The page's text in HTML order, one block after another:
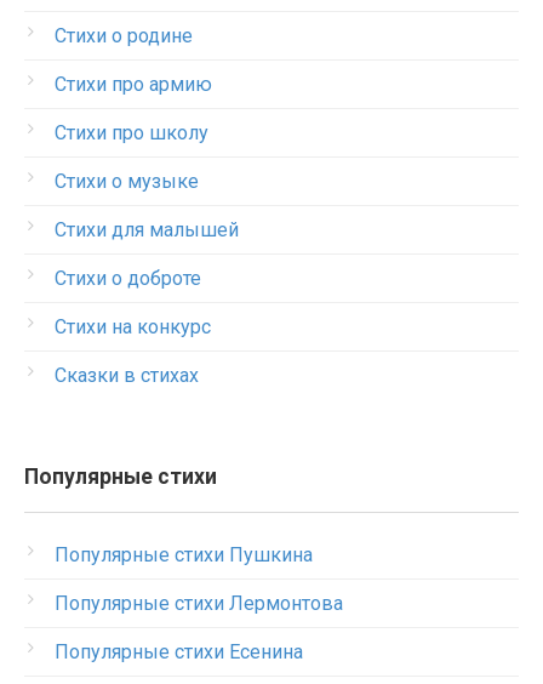
Стихи о родине
Стихи про армию
Стихи про школу
Стихи о музыке
Стихи для малышей
Стихи о доброте
Стихи на конкурс
Сказки в стихах
Популярные стихи
Популярные стихи Пушкина
Популярные стихи Лермонтова
Популярные стихи Есенина